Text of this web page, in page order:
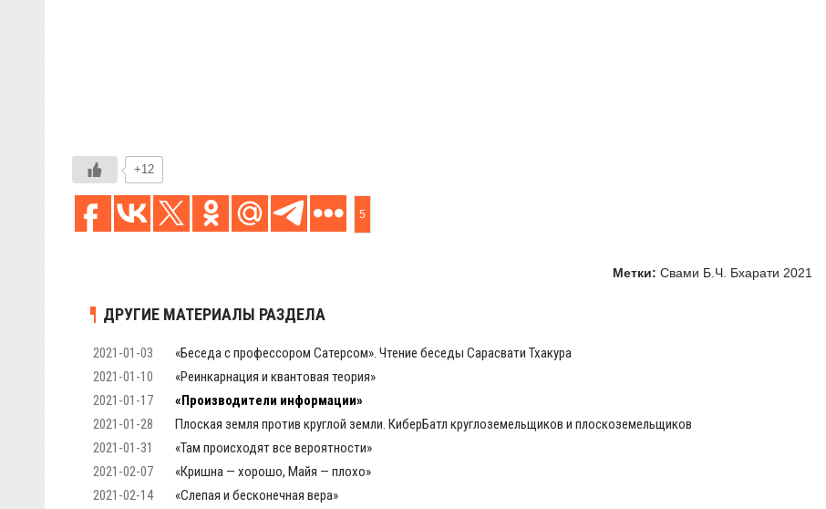
+12
5
Метки: Свами Б.Ч. Бхарати 2021
ДРУГИЕ МАТЕРИАЛЫ РАЗДЕЛА
2021-01-03
«Беседа с профессором Сатерсом». Чтение беседы Сарасвати Тхакура
2021-01-10
«Реинкарнация и квантовая теория»
2021-01-17
«Производители информации»
2021-01-28
Плоская земля против круглой земли. КиберБатл круглоземельщиков и плоскоземельщиков
2021-01-31
«Там происходят все вероятности»
2021-02-07
«Кришна — хорошо, Майя — плохо»
2021-02-14
«Слепая и бесконечная вера»